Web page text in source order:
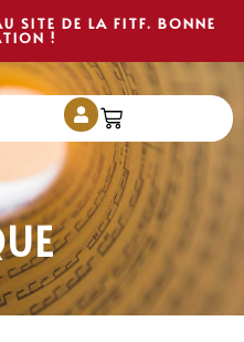
SITE DE LA FITF. BONNE
!